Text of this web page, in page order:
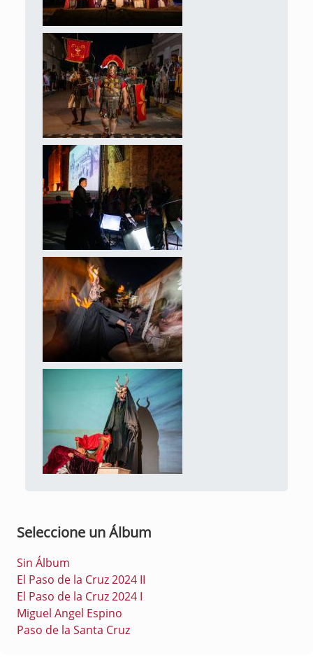
Seleccione un Álbum
Sin Álbum
El Paso de la Cruz 2024 II
El Paso de la Cruz 2024 I
Miguel Angel Espino
Paso de la Santa Cruz